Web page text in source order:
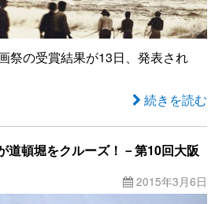
祭の受賞結果が13日、発表され
続きを読む
道頓堀をクルーズ！－第10回大阪
2015年3月6日